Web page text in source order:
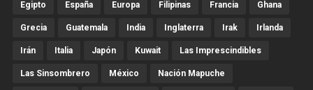
Egipto España Europa Filipinas Francia Ghana
Grecia Guatemala India Inglaterra Irak Irlanda
Irán Italia Japón Kuwait Las Imprescindibles
Las Sinsombrero México Nación Mapuche